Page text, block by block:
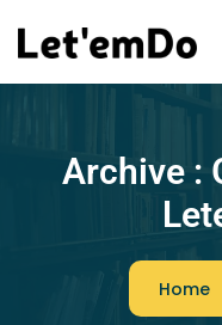
Archive :
Home